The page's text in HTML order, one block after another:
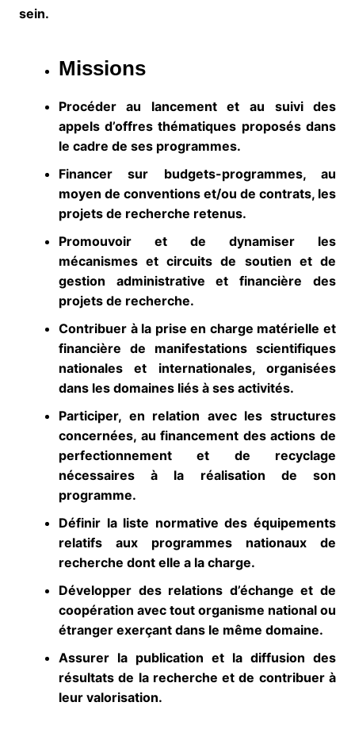
sein.
Missions
Procéder au lancement et au suivi des
appels d’offres thématiques proposés dans
le cadre de ses programmes.
Financer sur budgets-programmes, au
moyen de conventions et/ou de contrats, les
projets de recherche retenus.
Promouvoir et de dynamiser les
mécanismes et circuits de soutien et de
gestion administrative et financière des
projets de recherche.
Contribuer à la prise en charge matérielle et
financière de manifestations scientifiques
nationales et internationales, organisées
dans les domaines liés à ses activités.
Participer, en relation avec les structures
concernées, au financement des actions de
perfectionnement et de recyclage
nécessaires à la réalisation de son
programme.
Définir la liste normative des équipements
relatifs aux programmes nationaux de
recherche dont elle a la charge.
Développer des relations d’échange et de
coopération avec tout organisme national ou
étranger exerçant dans le même domaine.
Assurer la publication et la diffusion des
résultats de la recherche et de contribuer à
leur valorisation.